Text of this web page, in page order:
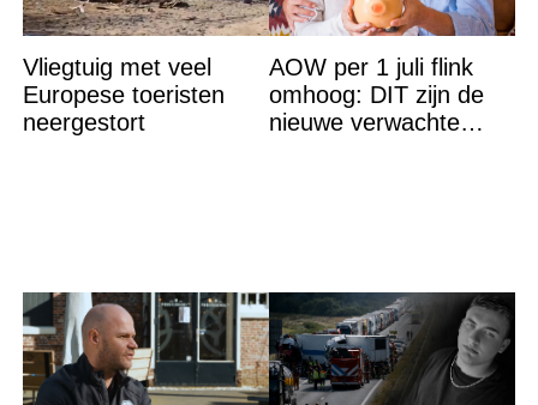
Vliegtuig met veel
Europese toeristen
neergestort
AOW per 1 juli flink
omhoog: DIT zijn de
nieuwe verwachte